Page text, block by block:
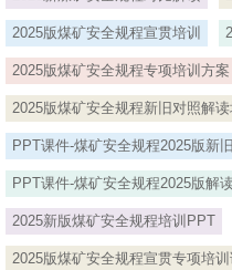
2025版煤矿安全规程宣贯培训
2025版煤矿安全规程专项培训方案
2025版煤矿安全规程新旧对照解
PPT课件-煤矿安全规程2025版新
PPT课件-煤矿安全规程2025版解
2025新版煤矿安全规程培训PPT
2025版煤矿安全规程宣贯专项培